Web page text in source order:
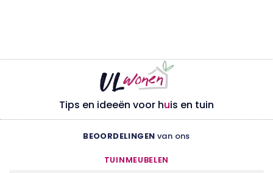
Tips en ideeën voor huis en tuin
BEOORDELINGEN van ons
TUINMEUBELEN